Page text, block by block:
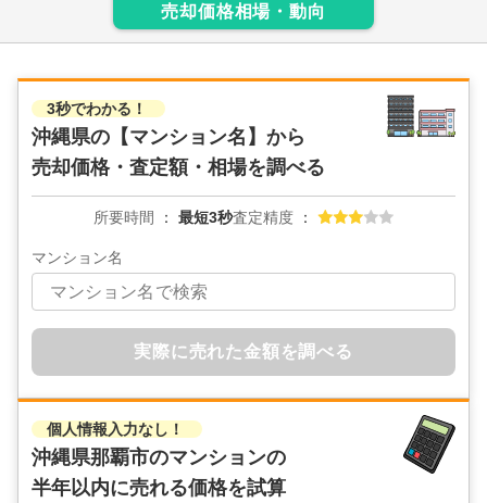
売却価格相場・動向
3秒でわかる！
沖縄県の 【マンション名】から
売却価格・査定額・相場を調べる
所要時間 最短3秒査定精度
マンション名
実際に売れた金額を調べる
個人情報入力なし！
沖縄県那覇市のマンションの
半年以内に売れる価格を試算